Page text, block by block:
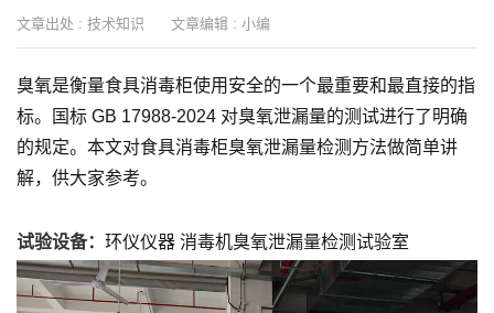
文章出处 : 技术知识 文章编辑 : 小编
臭氧是衡量食具消毒柜使用安全的一个最重要和最直接的指
标。国标 GB 17988-2024 对臭氧泄漏量的测试进行了明确
的规定。本文对食具消毒柜臭氧泄漏量检测方法做简单讲
解，供大家参考。
试验设备： 环仪仪器 消毒机臭氧泄漏量检测试验室